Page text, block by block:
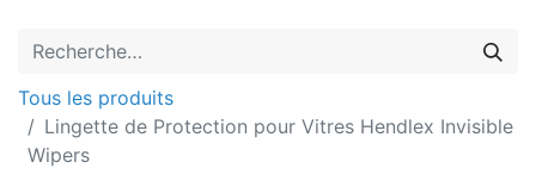
Tous les produits
Lingette de Protection pour Vitres Hendlex Invisible
Wipers